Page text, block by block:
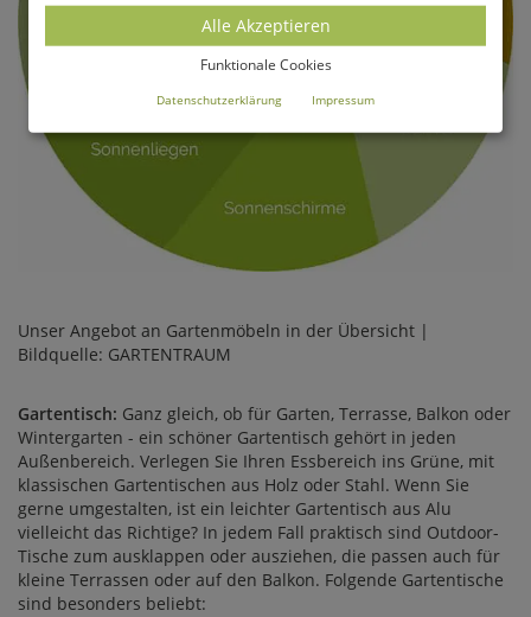
Unser Angebot an Gartenmöbeln in der Übersicht |
Bildquelle: GARTENTRAUM
Gartentisch: Ganz gleich, ob für Garten, Terrasse, Balkon oder
Wintergarten - ein schöner Gartentisch gehört in jeden
Außenbereich. Verlegen Sie Ihren Essbereich ins Grüne, mit
klassischen Gartentischen aus Holz oder Stahl. Wenn Sie
gerne umgestalten, ist ein leichter Gartentisch aus Alu
vielleicht das Richtige? In jedem Fall praktisch sind Outdoor-
Tische zum ausklappen oder ausziehen, die passen auch für
kleine Terrassen oder auf den Balkon. Folgende Gartentische
sind besonders beliebt:
Alle Akzeptieren
Funktionale Cookies
Datenschutzerklärung Impressum